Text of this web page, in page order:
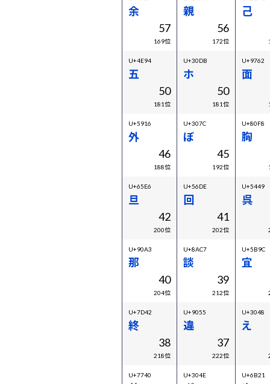
余
57
169位
親
56
172位
己
U+4E94
五
50
181位
U+30DB
ホ
50
181位
U+9762
面
U+5916
外
46
188位
U+307C
ぼ
45
192位
U+80F8
胸
U+65E6
旦
42
200位
U+56DE
回
41
202位
U+5449
呉
U+90A3
那
40
204位
U+8AC7
談
39
212位
U+5B9C
宜
U+7D42
終
38
218位
U+9055
違
37
222位
U+3048
え
U+7740 U+304E U+6B21